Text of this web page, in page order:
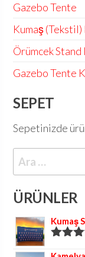
Gazebo Tente
Kumaş (Tekstil)
Örümcek Stand
Gazebo Tente
SEPET
Sepetinizde
ÜRÜNLER
Kumaş